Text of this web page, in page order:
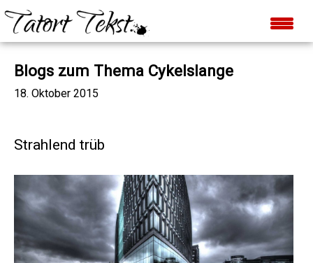
Blogs zum Thema Cykelslange
18. Oktober 2015
Strahlend trüb